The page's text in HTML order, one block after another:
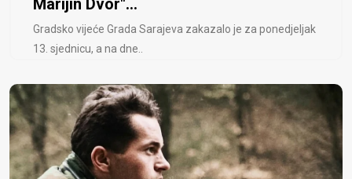
Marijin Dvor"...
Gradsko vijeće Grada Sarajeva zakazalo je za ponedjeljak
13. sjednicu, a na dne..